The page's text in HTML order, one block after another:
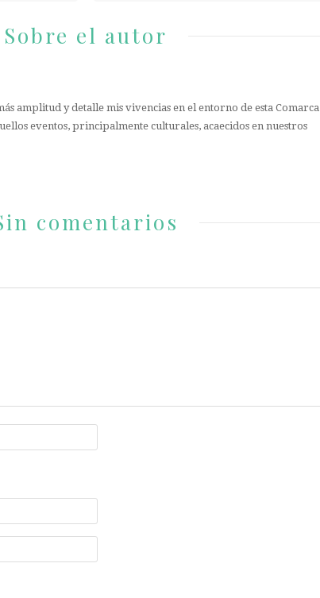
Sobre el autor
amplitud y detalle mis vivencias en el entorno de esta Comarca
eventos, principalmente culturales, acaecidos en nuestros
comentarios